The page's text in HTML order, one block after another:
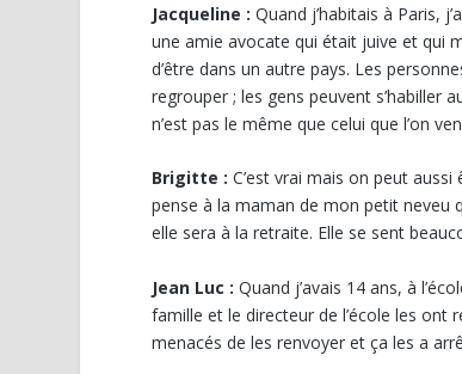
Jacqueline : Quand j’habitais à Paris,
une amie avocate qui était juive et qui
d’être dans un autre pays. Les
regrouper ; les gens peuvent s’habiller
n’est pas le même que celui que l’on
Brigitte : C’est vrai mais on peut
pense à la maman de mon petit neveu
elle sera à la retraite. Elle se sent
Jean Luc : Quand j’avais 14 ans, à
famille et le directeur de l’école les ont
menacés de les renvoyer et ça les a